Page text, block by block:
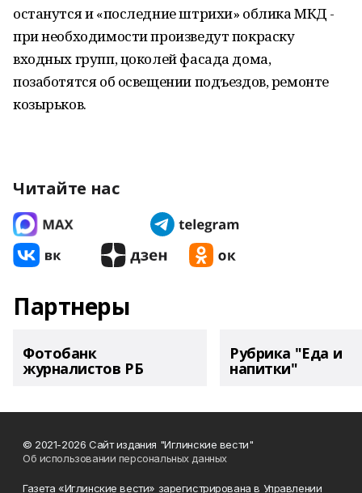
останутся и «последние штрихи» облика МКД -
при необходимости произведут покраску
входных групп, цоколей фасада дома,
позаботятся об освещении подъездов, ремонте
козырьков.
Читайте нас
Партнеры
Фотобанк
журналистов РБ
Рубрика "Еда и
напитки"
© 2021-2026 Сайт издания "Иглинские вести"
Об использовании персональных данных
Газета «Иглинские вести» зарегистрирована в Управлении